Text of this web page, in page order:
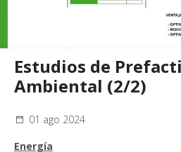
Estudios de
Ambiental (2/2)
01 ago 2024
Energía